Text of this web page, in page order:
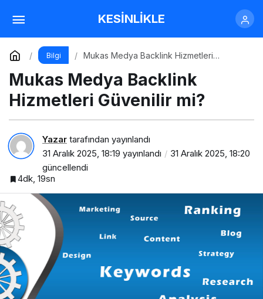
KESİNLİKLE
Bilgi
Mukas Medya Backlink Hizmetleri
Mukas Medya Backlink
Hizmetleri Güvenilir mi?
Yazar tarafından yayınlandı
31 Aralık 2025, 18:19 yayınlandı
31 Aralık 2025, 18:20
güncellendi
4dk, 19sn
Mukas Medya Backlink Hizmetleri Güvenilir
mi? Yorum Yap